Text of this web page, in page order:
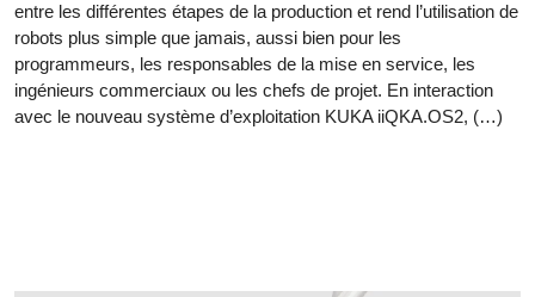
entre les différentes étapes de la production et rend l’utilisation de
robots plus simple que jamais, aussi bien pour les
programmeurs, les responsables de la mise en service, les
ingénieurs commerciaux ou les chefs de projet. En interaction
avec le nouveau système d’exploitation KUKA iiQKA.OS2, (…)